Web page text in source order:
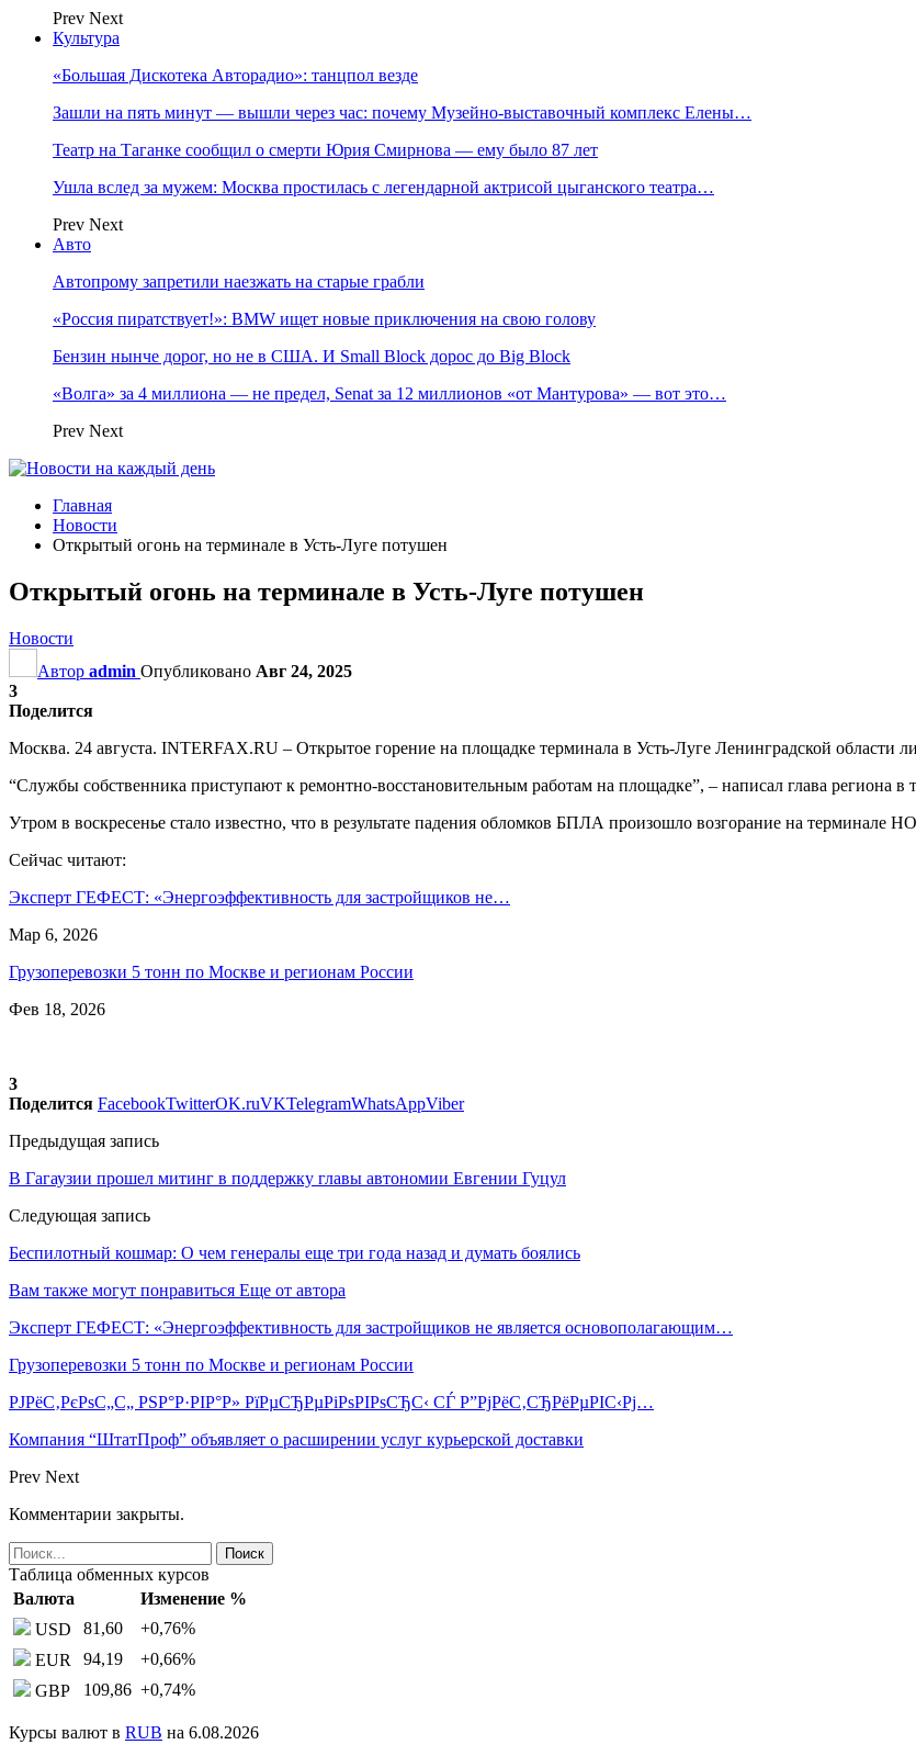
Prev Next
Культура
«Большая Дискотека Авторадио»: танцпол везде
Зашли на пять минут — вышли через час: почему Музейно-выставочный комплекс Елены…
Театр на Таганке сообщил о смерти Юрия Смирнова — ему было 87 лет
Ушла вслед за мужем: Москва простилась с легендарной актрисой цыганского театра…
Prev Next
Авто
Автопрому запретили наезжать на старые грабли
«Россия пиратствует!»: BMW ищет новые приключения на свою голову
Бензин нынче дорог, но не в США. И Small Block дорос до Big Block
«Волга» за 4 миллиона — не предел, Senat за 12 миллионов «от Мантурова» — вот это…
Prev Next
Главная
Новости
Открытый огонь на терминале в Усть-Луге потушен
Открытый огонь на терминале в Усть-Луге потушен
Новости
Автор admin Опубликовано Авг 24, 2025
3
Поделится
Москва. 24 августа. INTERFAX.RU – Открытое горение на площадке терминала в Усть-Луге Ленинградской области
“Службы собственника приступают к ремонтно-восстановительным работам на площадке”, – написал глава региона в
Утром в воскресенье стало известно, что в результате падения обломков БПЛА произошло возгорание на терминале
Сейчас читают:
Эксперт ГЕФЕСТ: «Энергоэффективность для застройщиков не…
Мар 6, 2026
Грузоперевозки 5 тонн по Москве и регионам России
Фев 18, 2026
3
Поделится FacebookTwitterOK.ruVKTelegramWhatsAppViber
Предыдущая запись
В Гагаузии прошел митинг в поддержку главы автономии Евгении Гуцул
Следующая запись
Беспилотный кошмар: О чем генералы еще три года назад и думать боялись
Вам также могут понравиться Еще от автора
Эксперт ГЕФЕСТ: «Энергоэффективность для застройщиков не является основополагающим…
Грузоперевозки 5 тонн по Москве и регионам России
РЈРёС‚РєРѕС„С„ РЅР°Р·РІР°Р» РїРµСЂРµРіРѕРІРѕСЂС‹ СЃ Р”РјРёС‚СЂРёРµРІС‹Рј…
Компания “ШтатПроф” объявляет о расширении услуг курьерской доставки
Prev Next
Комментарии закрыты.
Таблица обменных курсов
Валюта
Изменение %
USD
81,60 +0,76%
EUR
94,19 +0,66%
GBP
109,86 +0,74%
Курсы валют в RUB на 6.08.2026